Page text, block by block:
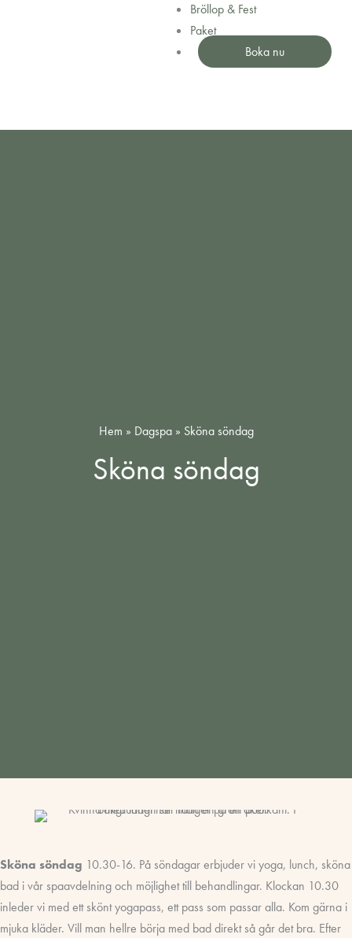
Bröllop & Fest
Paket
Boka nu
Hem » Dagspa» Sköna söndag
Sköna söndag
Sköna söndag 10.30-16. På söndagar erbjuder vi yoga, lunch, sköna
bad i vår spaavdelning och möjlighet till behandlingar. Klockan 10.30
inleder vi med ett skönt yogapass, ett pass som passar alla. Kom gärna i
mjuka kläder. Vill man hellre börja med bad direkt så går det bra. Efter